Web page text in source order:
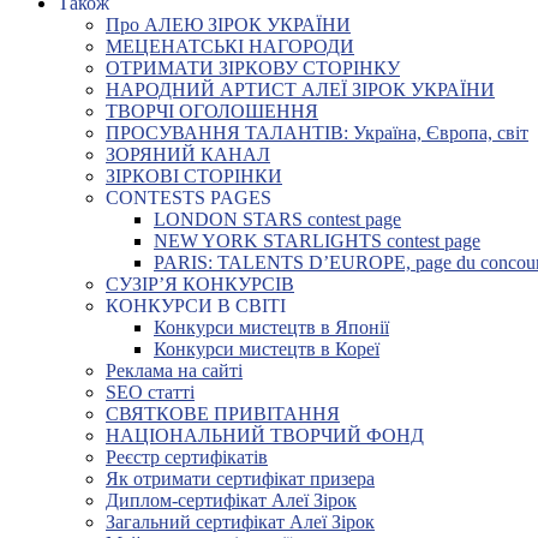
Про АЛЕЮ ЗІРОК УКРАЇНИ
МЕЦЕНАТСЬКІ НАГОРОДИ
ОТРИМАТИ ЗІРКОВУ СТОРІНКУ
НАРОДНИЙ АРТИСТ АЛЕЇ ЗІРОК УКРАЇНИ
ТВОРЧІ ОГОЛОШЕННЯ
ПРОСУВАННЯ ТАЛАНТІВ: Україна, Європа, світ
ЗОРЯНИЙ КАНАЛ
ЗІРКОВІ СТОРІНКИ
CONTESTS PAGES
LONDON STARS contest page
NEW YORK STARLIGHTS contest page
PARIS: TALENTS D’EUROPE, page du
СУЗІР’Я КОНКУРСІВ
КОНКУРСИ В СВІТІ
Конкурси мистецтв в Японії
Конкурси мистецтв в Кореї
Реклама на сайті
SEO статті
СВЯТКОВЕ ПРИВІТАННЯ
НАЦІОНАЛЬНИЙ ТВОРЧИЙ ФОНД
Реєстр сертифікатів
Як отримати сертифікат призера
Диплом-сертифікат Алеї Зірок
Загальний сертифікат Алеї Зірок